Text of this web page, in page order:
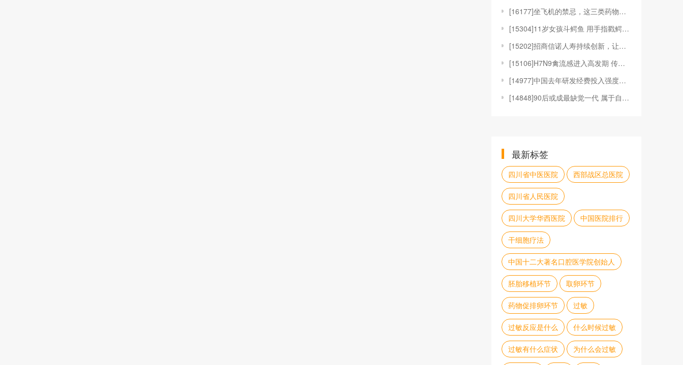
[16177]坐飞机的禁忌，这三类药物千万不能吃！
[15304]11岁女孩斗鳄鱼 用手指戳鳄鱼眼睛解救朋
[15202]招商信诺人寿持续创新，让保险不止于保障
[15106]H7N9禽流感进入高发期 传播渠道、预防
[14977]中国去年研发经费投入强度创新高 东部地
[14848]90后或成最缺觉一代 属于自己的时间
最新标签
四川省中医医院 西部战区总医院
四川省人民医院
四川大学华西医院 中国医院排行
干细胞疗法
中国十二大著名口腔医学院创始人
胚胎移植环节 取卵环节
药物促排卵环节 过敏
过敏反应是什么 什么时候过敏
过敏有什么症状 为什么会过敏